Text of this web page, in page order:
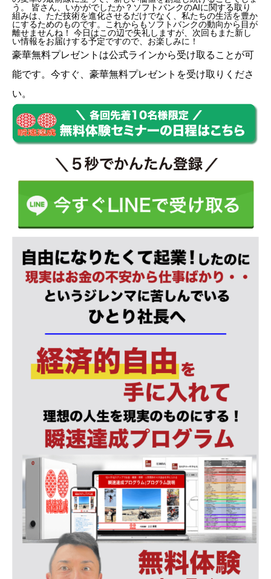
う。 皆さん、いかがでしたか？ソフトバンクのAIに関する取り
組みは、ただ技術を進化させるだけでなく、私たちの生活を豊か
にするためのものです。これからもソフトバンクの動向から目が
離せませんね！ 今日はこの辺で失礼しますが、次回もまた新し
い情報をお届けする予定ですので、お楽しみに！
豪華無料プレゼントは公式ラインから受け取ることが可
能です。今すぐ、豪華無料プレゼントを受け取りくださ
い。